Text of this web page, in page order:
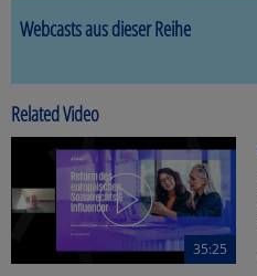
Webcasts aus dieser Reihe
Related Video
35:25